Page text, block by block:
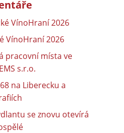
VínoHraní 2026
VínoHraní 2026
pracovní místa ve
s.r.o.
na Liberecku a
se znovu otevírá